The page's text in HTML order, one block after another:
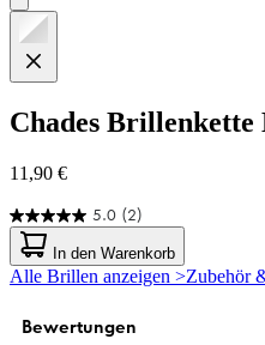
Chades Brillenkette
11,90 €
5.0 (2)
5.0
von
5
Sternen.
Bewertungen
In den Warenkorb
Alle Brillen anzeigen >Zubehör